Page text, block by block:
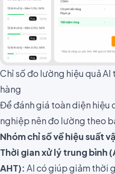
Chỉ số đo lường hiệu quả
hàng
Để đánh giá toàn diện hiệu
nghiệp nên đo lường theo
Nhóm chỉ số về hiệu suất
Thời gian xử lý trung bình
AHT): AI có giúp giảm thời